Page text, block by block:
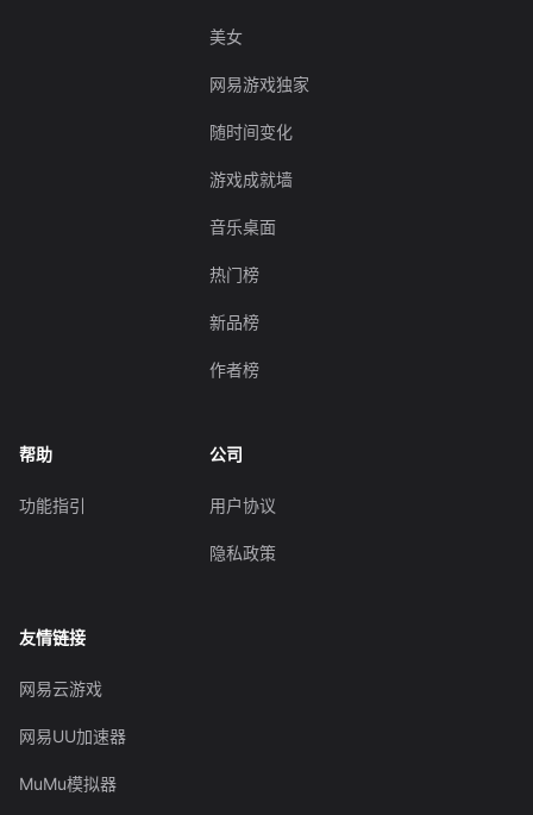
美女
网易游戏独家
随时间变化
游戏成就墙
音乐桌面
热门榜
新品榜
作者榜
帮助
功能指引
公司
用户协议
隐私政策
友情链接
网易云游戏
网易UU加速器
MuMu模拟器